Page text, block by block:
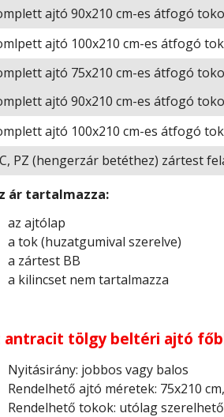
ajtó 90x210 cm-es átfogó
ajtó 100x210 cm-es átfogó
ajtó 75x210 cm-es átfogó
ajtó 90x210 cm-es átfogó
ajtó 100x210 cm-es átfogó
PZ (hengerzár betéthez) zártest
ár tartalmazza:
az ajtólap
a tok (huzatgumival szerelve)
a zártest BB
a kilincset nem tartalmazza
antracit tölgy beltéri ajtó
Nyitásirány: jobbos vagy balos
Rendelhető ajtó méretek: 75x210
Rendelhető tokok: utólag